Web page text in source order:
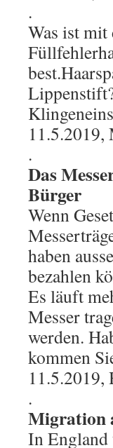
.
Was ist mit
11.5.2019,
.
Das
Bürger
Wenn
haben
bezahlen
Es läuft
Messer
werden.
kommen
11.5.2019,
.
Migration
In England